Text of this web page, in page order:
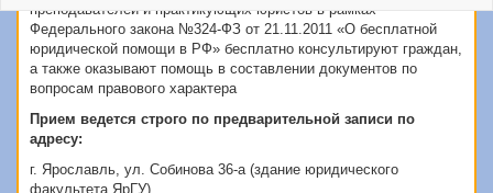
преподавателей и практикующих юристов в рамках
Федерального закона №324-ФЗ от 21.11.2011 «О бесплатной
юридической помощи в РФ» бесплатно консультируют граждан,
а также оказывают помощь в составлении документов по
вопросам правового характера
Прием ведется строго по предварительной записи по
адресу:
г. Ярославль, ул. Собинова 36-а (здание юридического
факультета ЯрГУ)